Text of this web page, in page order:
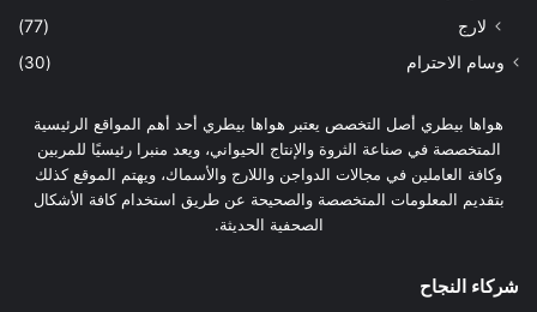
لارج
(77)
وسام الاحترام (30)
هواها بيطري أصل التخصص يعتبر هواها بيطري أحد أهم المواقع الرئيسية
المتخصصة في صناعة الثروة والإنتاج الحيواني، ويعد منبرا رئيسيًا للمربين
وكافة العاملين في مجالات الدواجن واللارج والأسماك، ويهتم الموقع كذلك
بتقديم المعلومات المتخصصة والصحيحة عن طريق استخدام كافة الأشكال
الصحفية الحديثة.
شركاء النجاح